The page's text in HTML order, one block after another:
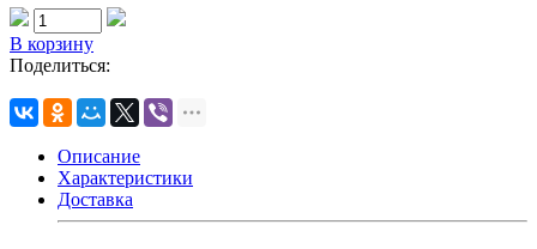
В корзину
Поделиться:
Описание
Характеристики
Доставка